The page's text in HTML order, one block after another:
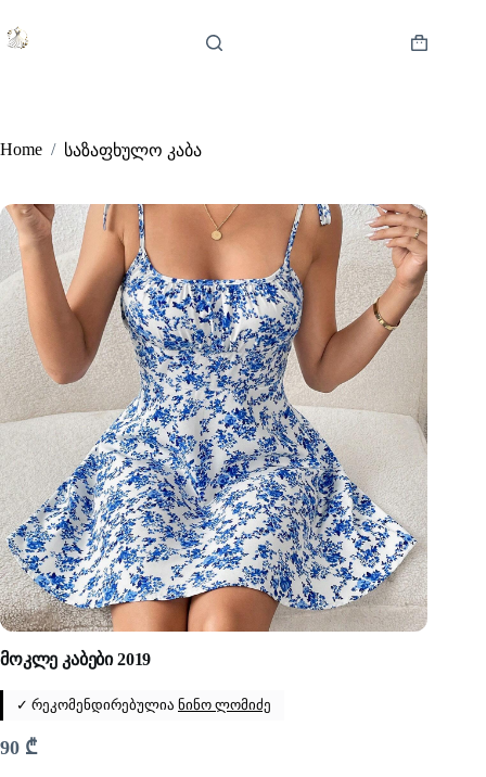
to
content
Shopping
Home / საზაფხულო კაბა
მოკლე კაბები 2019
✓ რეკომენდირებულია ნინო ლომიძე
90 ₾